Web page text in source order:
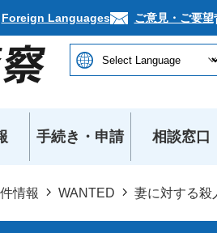
Foreign Languages ご意見・ご要望
手続き・申請 相談窓口
情報 WANTED 妻に対する殺